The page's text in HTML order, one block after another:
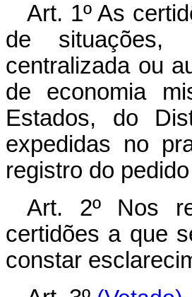
Art. 1º As
de situações,
centralizada ou
de economia
Estados, do
expedidas no
registro do
Art. 2º Nos
certidões a que
constar